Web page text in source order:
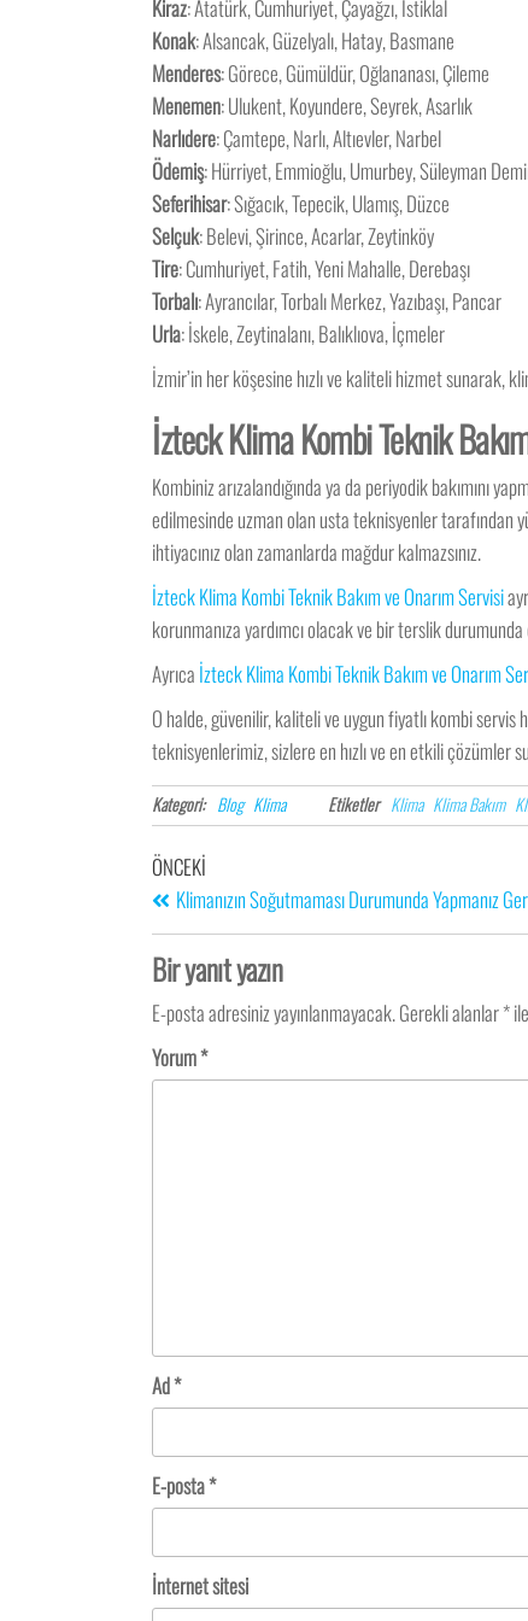
Kiraz: Atatürk, Cumhuriyet, Çayağzı, İstiklal
Konak: Alsancak, Güzelyalı, Hatay, Basmane
Menderes: Görece, Gümüldür, Oğlananası, Çileme
Menemen: Ulukent, Koyundere, Seyrek, Asarlık
Narlıdere: Çamtepe, Narlı, Altıevler, Narbel
Ödemiş: Hürriyet, Emmioğlu, Umurbey, Süleyman
Seferihisar: Sığacık, Tepecik, Ulamış, Düzce
Selçuk: Belevi, Şirince, Acarlar, Zeytinköy
Tire: Cumhuriyet, Fatih, Yeni Mahalle, Derebaşı
Torbalı: Ayrancılar, Torbalı Merkez, Yazıbaşı, Pancar
Urla: İskele, Zeytinalanı, Balıklıova, İçmeler
İzmir’in her köşesine hızlı ve kaliteli hizmet sunarak,
İzteck Klima Kombi Teknik
Kombiniz arızalandığında ya da periyodik bakımını
edilmesinde uzman olan usta teknisyenler tarafından
ihtiyacınız olan zamanlarda mağdur kalmazsınız.
İzteck Klima Kombi Teknik Bakım ve Onarım Servisi
korunmanıza yardımcı olacak ve bir terslik
Ayrıca İzteck Klima Kombi Teknik Bakım ve Onarım
O halde, güvenilir, kaliteli ve uygun fiyatlı kombi servis
teknisyenlerimiz, sizlere en hızlı ve en etkili çözümler
Kategori: Blog Klima Etiketler Klima Klima Bakım
ÖNCEKI
Klimanızın Soğutmaması Durumunda Yapmanız
Bir yanıt yazın
E-posta adresiniz yayınlanmayacak.Gerekli alanlar*
Yorum*
Ad*
E-posta*
İnternet sitesi